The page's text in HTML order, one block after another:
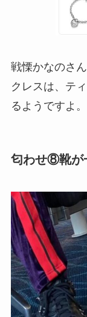
戦慄かなのさ
クレスは、テ
るようですよ。
匂わせ⑧靴が